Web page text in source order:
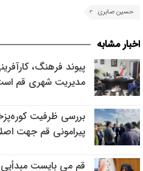
حسین صابری
اخبار مشابه
پیوند فرهنگ،
مدیریت شهری قم
پیرامونی قم جهت
قم می بایست مبدأیی